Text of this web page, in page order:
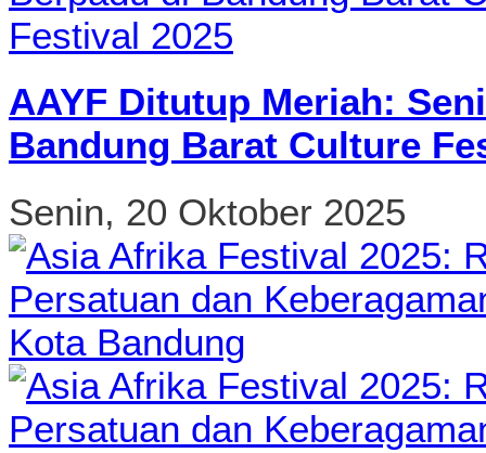
AAYF Ditutup Meriah:
Bandung Barat Culture
Senin, 20 Oktober 2025